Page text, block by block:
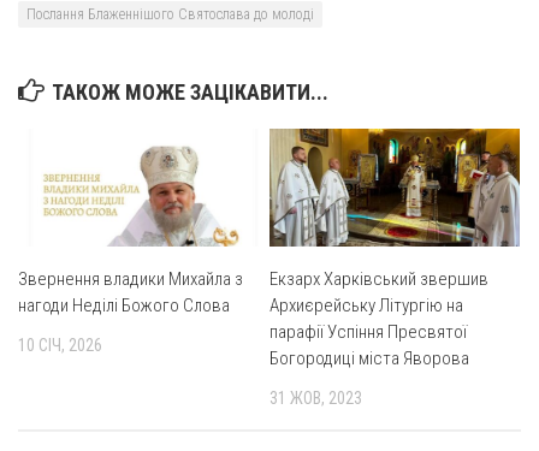
Введення в храм Богородиці (м. Суми)
Монастирі
Свято-Покровський монастир оо Василіян
Свято-Івано-Павлівський монастир сестер Згромадження
Св. Йосифа ОПДМ
Монастир сестер милосердя Св. Вінкентія. Дім Милосердя
Монастир Успення Пресвятої Богородиці Сестер Чину
Святого Василія Великого
Комісії
Послання Блаженнішого Святослава до молоді
ТАКОЖ МОЖЕ ЗАЦІКАВИТИ...
Звернення владики Михайла з
нагоди Неділі Божого Слова
10 СІЧ, 2026
Екзарх Харківський звершив
Архиєрейську Літургію на
парафії Успіння Пресвятої
Богородиці міста Яворова
31 ЖОВ, 2023